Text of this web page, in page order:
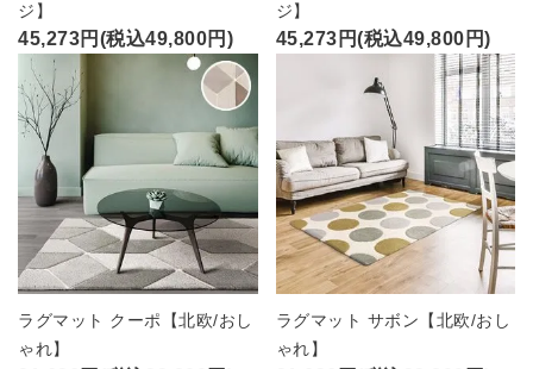
ジ】
45,273円(税込49,800円)
ジ】
45,273円(税込49,800円)
ラグマット クーポ【北欧/おし
ゃれ】
ラグマット サボン【北欧/おし
ゃれ】